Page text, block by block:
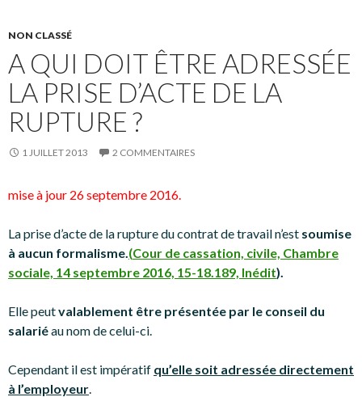
NON CLASSÉ
A QUI DOIT ÊTRE ADRESSÉE
LA PRISE D’ACTE DE LA
RUPTURE ?
1 JUILLET 2013 2 COMMENTAIRES
mise à jour 26 septembre 2016.
La prise d’acte de la rupture du contrat de travail n’est soumise
à aucun formalisme.(Cour de cassation, civile, Chambre
sociale, 14 septembre 2016, 15-18.189, Inédit).
Elle peutvalablement être présentée par le conseil du
salariéau nom de celui-ci.
Cependant il est impératif qu’elle soit adressée directement
à l’employeur.